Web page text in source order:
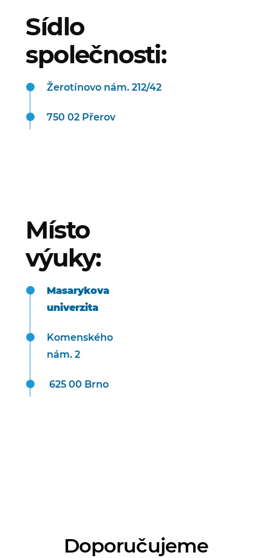
Sídlo
společnosti:
Žerotínovo nám. 212/42
750 02 Přerov
Místo
výuky:
Masarykova
univerzita
Komenského
nám. 2
625 00 Brno
Doporučujeme